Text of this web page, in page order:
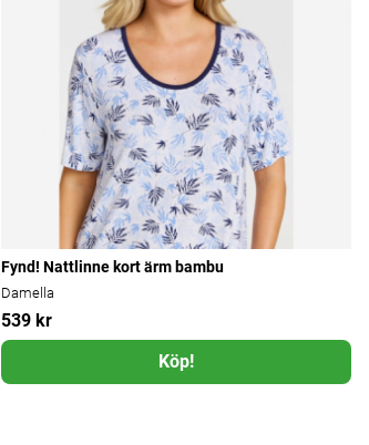
Fynd! Nattlinne kort ärm bambu
Damella
539 kr
Köp!